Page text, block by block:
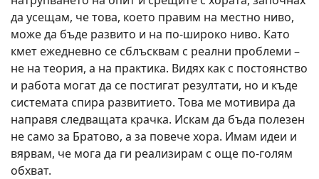
да усещам, че това, което правим на местно ниво,
може да бъде развито и на по-широко ниво. Като
кмет ежедневно се сблъсквам с реални проблеми –
не на теория, а на практика. Видях как с постоянство
и работа могат да се постигат резултати, но и къде
системата спира развитието. Това ме мотивира да
направя следващата крачка. Искам да бъда полезен
не само за Братово, а за повече хора. Имам идеи и
вярвам, че мога да ги реализирам с още по-голям
обхват.